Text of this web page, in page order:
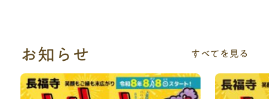
お知らせ すべてを見る